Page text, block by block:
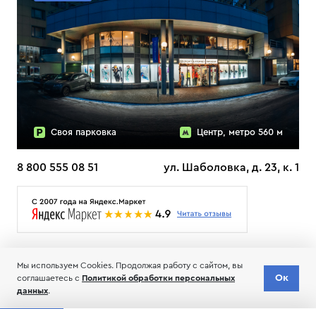
Своя парковка Центр, метро 560 м
8 800 555 08 51 ул. Шаболовка, д. 23, к. 1
© 2006-2026 Пределанет
Мы используем Cookies. Продолжая работу с сайтом, вы
соглашаетесь с Политикой обработки персональных
данных.
Ок